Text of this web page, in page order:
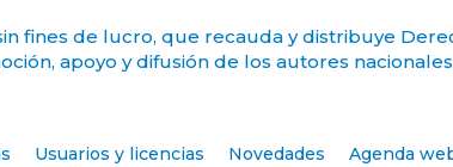
fines de lucro, que recauda y distribuye
apoyo y difusión de los autores
Usuarios y licencias Novedades Agenda